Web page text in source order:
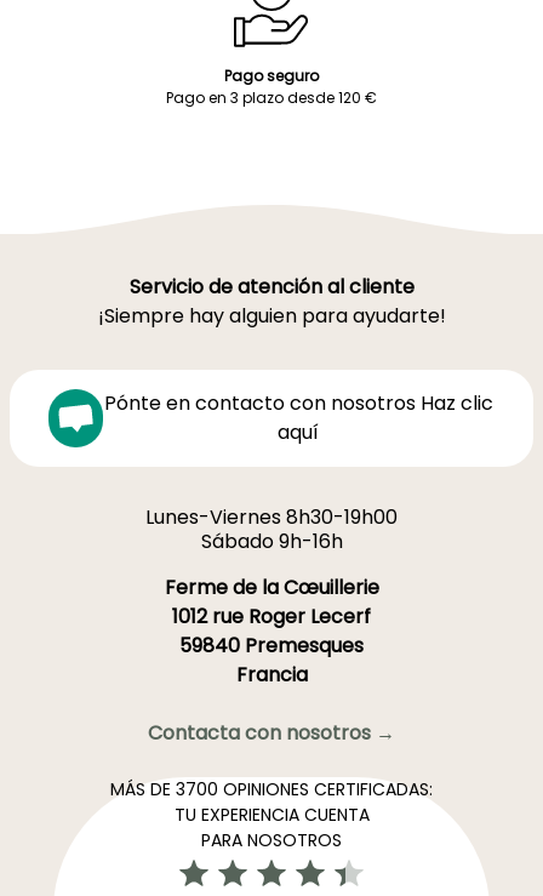
Pago seguro
Pago en 3 plazo desde 120 €
Servicio de atención al cliente
¡Siempre hay alguien para ayudarte!
Pónte en contacto con nosotros Haz clic
aquí
Lunes-Viernes 8h30-19h00
Sábado 9h-16h
Ferme de la Cœuillerie
1012 rue Roger Lecerf
59840 Premesques
Francia
Contacta con nosotros →
MÁS DE 3700 OPINIONES CERTIFICADAS:
TU EXPERIENCIA CUENTA
PARA NOSOTROS